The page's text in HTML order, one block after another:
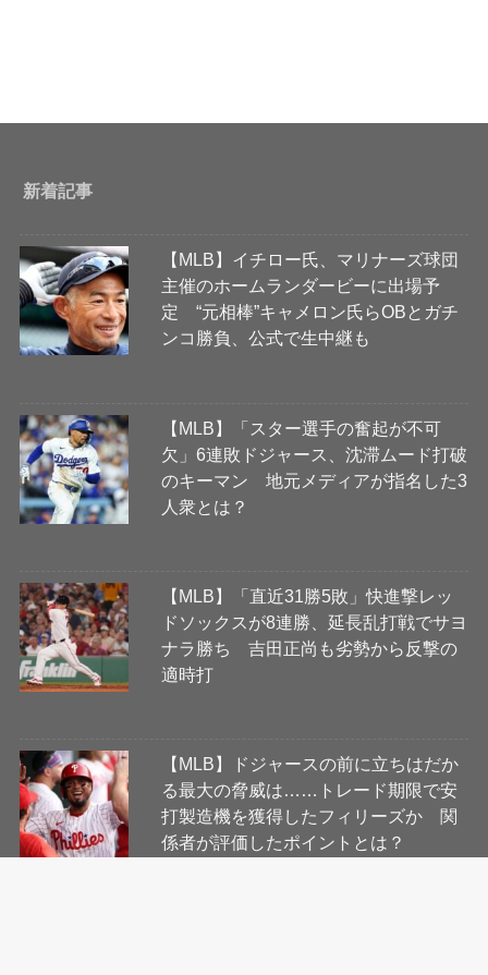
新着記事
【MLB】イチロー氏、マリナーズ球団
主催のホームランダービーに出場予
定 “元相棒”キャメロン氏らOBとガチ
ンコ勝負、公式で生中継も
【MLB】「スター選手の奮起が不可
欠」6連敗ドジャース、沈滞ムード打破
のキーマン 地元メディアが指名した3
人衆とは？
【MLB】「直近31勝5敗」快進撃レッ
ドソックスが8連勝、延長乱打戦でサヨ
ナラ勝ち 吉田正尚も劣勢から反撃の
適時打
【MLB】ドジャースの前に立ちはだか
る最大の脅威は……トレード期限で安
打製造機を獲得したフィリーズか 関
係者が評価したポイントとは？